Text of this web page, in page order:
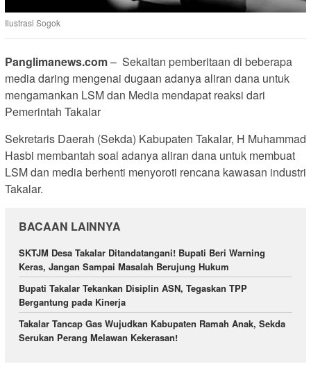
Ilustrasi Sogok
Panglimanews.com– Sekaitan pemberitaan di beberapa
media daring mengenai dugaan adanya aliran dana untuk
mengamankan LSM dan Media mendapat reaksi dari
Pemerintah Takalar
Sekretaris Daerah (Sekda) Kabupaten Takalar, H Muhammad
Hasbi membantah soal adanya aliran dana untuk membuat
LSM dan media berhenti menyoroti rencana kawasan industri
Takalar.
BACAAN LAINNYA
SKTJM Desa Takalar Ditandatangani! Bupati Beri Warning
Keras, Jangan Sampai Masalah Berujung Hukum
Bupati Takalar Tekankan Disiplin ASN, Tegaskan TPP
Bergantung pada Kinerja
Takalar Tancap Gas Wujudkan Kabupaten Ramah Anak, Sekda
Serukan Perang Melawan Kekerasan!